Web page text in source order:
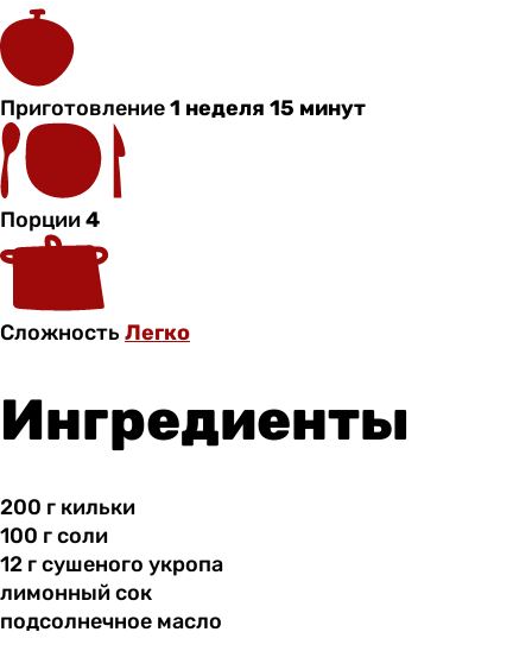
Приготовление1 неделя 15 минут
Порции4
Сложность Легко
Ингредиенты
200 г кильки
100 гсоли
12 гсушеного укропа
лимонный сок
подсолнечное масло